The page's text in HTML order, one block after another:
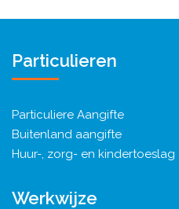
Particulieren
Particuliere Aangifte
Buitenland aangifte
Huur-, zorg- en kindertoeslag
Werkwijze